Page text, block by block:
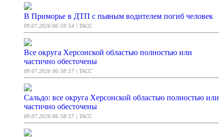
В Приморье в ДТП с пьяным водителем погиб человек
09.07.2026 06:59:54 | ТАСС
Все округа Херсонской областью полностью или
частично обесточены
09.07.2026 06:58:57 | ТАСС
Сальдо: все округа Херсонской областью полностью или
частично обесточены
09.07.2026 06:58:57 | ТАСС